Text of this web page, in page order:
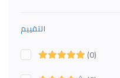
التقييم
(0)